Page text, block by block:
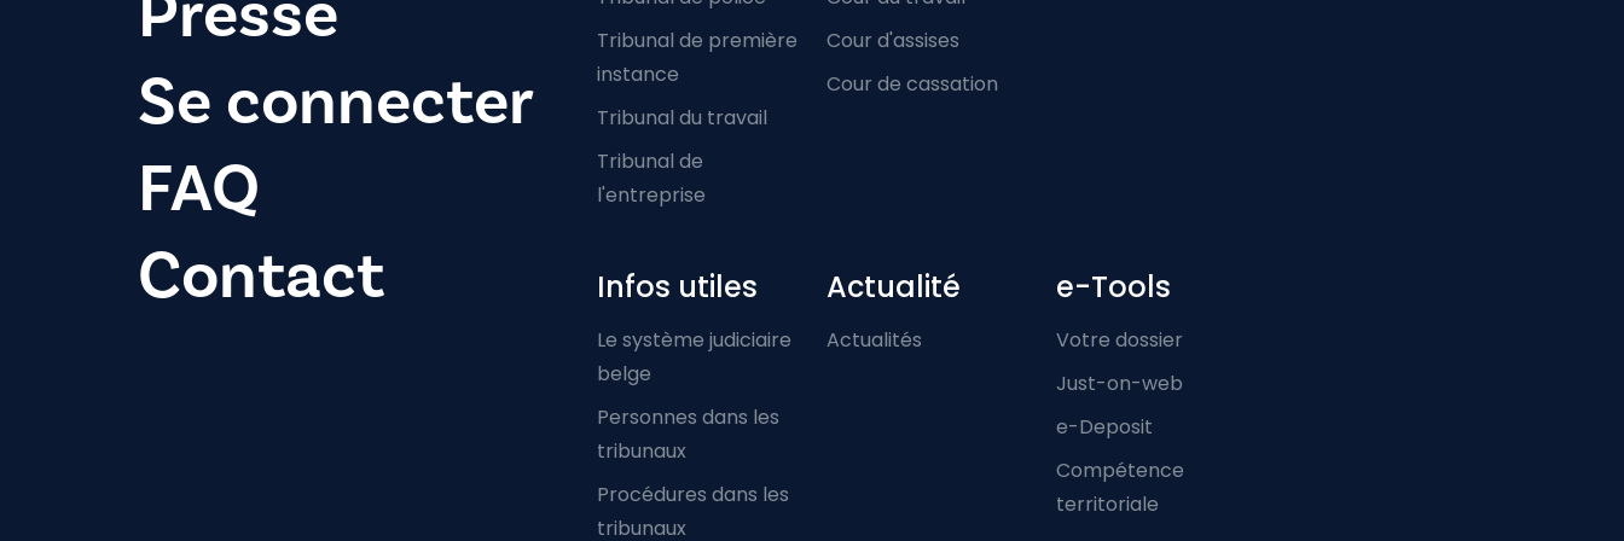
Se connecter
FAQ
Contact
Tribunal de première
instance
Tribunal du travail
Tribunal de
l'entreprise
Cour d'assises
Cour de cassation
Infos utiles
Le système judiciaire
belge
Personnes dans les
tribunaux
Procédures dans les
tribunaux
Actualité
Actualités
e-Tools
Votre dossier
Just-on-web
e-Deposit
Compétence
territoriale